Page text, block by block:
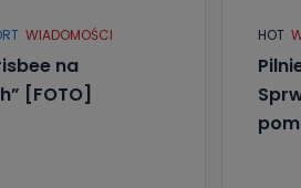
WIADOMOŚCI
na
[FOTO]
HOT